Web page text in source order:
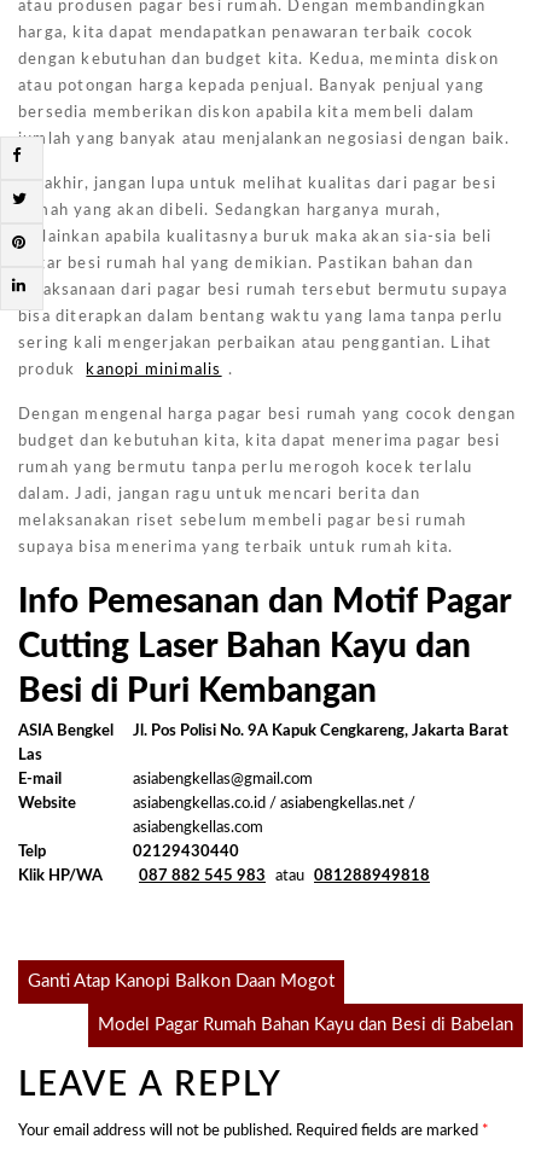
atau produsen pagar besi rumah. Dengan membandingkan
harga, kita dapat mendapatkan penawaran terbaik cocok
dengan kebutuhan dan budget kita. Kedua, meminta diskon
atau potongan harga kepada penjual. Banyak penjual yang
bersedia memberikan diskon apabila kita membeli dalam
jumlah yang banyak atau menjalankan negosiasi dengan baik.
Terakhir, jangan lupa untuk melihat kualitas dari pagar besi
rumah yang akan dibeli. Sedangkan harganya murah,
melainkan apabila kualitasnya buruk maka akan sia-sia beli
pagar besi rumah hal yang demikian. Pastikan bahan dan
pelaksanaan dari pagar besi rumah tersebut bermutu supaya
bisa diterapkan dalam bentang waktu yang lama tanpa perlu
sering kali mengerjakan perbaikan atau penggantian. Lihat
produk
kanopi minimalis .
Dengan mengenal harga pagar besi rumah yang cocok dengan
budget dan kebutuhan kita, kita dapat menerima pagar besi
rumah yang bermutu tanpa perlu merogoh kocek terlalu
dalam. Jadi, jangan ragu untuk mencari berita dan
melaksanakan riset sebelum membeli pagar besi rumah
supaya bisa menerima yang terbaik untuk rumah kita.
Info Pemesanan dan Motif Pagar
Cutting Laser Bahan Kayu dan
Besi di Puri Kembangan
ASIA Bengkel
Las
Jl. Pos Polisi No. 9A Kapuk Cengkareng, Jakarta Barat
E-mail
asiabengkellas@gmail.com
Website
asiabengkellas.co.id / asiabengkellas.net /
asiabengkellas.com
Telp
02129430440
Klik HP/WA
087 882 545 983 atau 081288949818
Post
navigation
Ganti Atap Kanopi Balkon Daan Mogot
Model Pagar Rumah Bahan Kayu dan Besi di Babelan
LEAVE A REPLY
Your email address will not be published. Required fields are marked *